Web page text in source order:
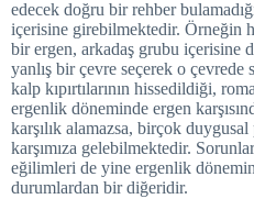
edecek doğru bir rehber
içerisine girebilmektedir. Örneğin
bir ergen, arkadaş grubu içerisine
yanlış bir çevre seçerek o
kalp kıpırtılarının hissedildiği,
ergenlik döneminde ergen
karşılık alamazsa, birçok
karşımıza gelebilmektedir.
eğilimleri de yine ergenlik
durumlardan bir diğeridir.